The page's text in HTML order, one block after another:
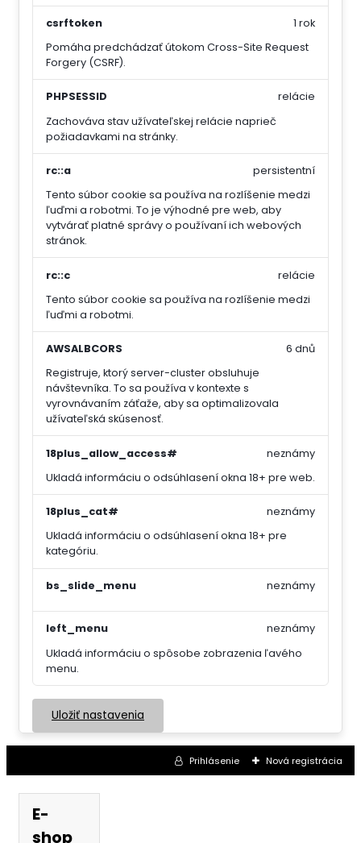
csrftoken
Pomáha predchádzať útokom Cross-Site Request
Forgery (CSRF).
1 rok
PHPSESSID
Zachováva stav užívateľskej relácie naprieč
požiadavkami na stránky.
relácie
rc::a
Tento súbor cookie sa používa na rozlíšenie medzi
ľuďmi a robotmi. To je výhodné pre web, aby
vytvárať platné správy o používaní ich webových
stránok.
persistentní
rc::c
Tento súbor cookie sa používa na rozlíšenie medzi
ľuďmi a robotmi.
relácie
AWSALBCORS
Registruje, ktorý server-cluster obsluhuje
návštevníka. To sa používa v kontexte s
vyrovnávaním záťaže, aby sa optimalizovala
užívateľská skúsenosť.
6 dnů
18plus_allow_access#
Ukladá informáciu o odsúhlasení okna 18+ pre web.
neznámy
18plus_cat#
Ukladá informáciu o odsúhlasení okna 18+ pre
kategóriu.
neznámy
bs_slide_menu neznámy
left_menu
Ukladá informáciu o spôsobe zobrazenia ľavého
menu.
neznámy
Uložiť nastavenia
Prihlásenie Nová registrácia
E-
shop